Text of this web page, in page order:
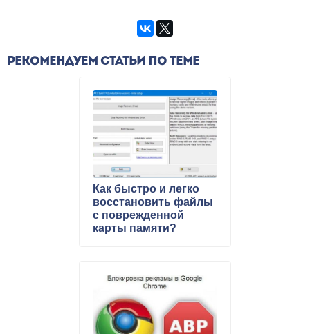
РЕКОМЕНДУЕМ СТАТЬИ ПО ТЕМЕ
Как быстро и легко
восстановить файлы
c поврежденной
карты памяти?